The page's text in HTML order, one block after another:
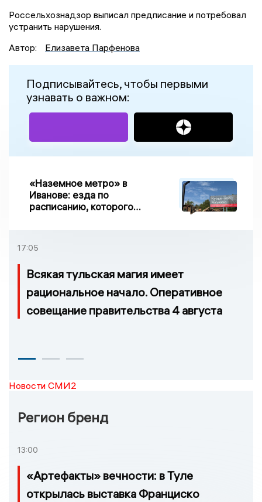
Россельхознадзор выписал предписание и потребовал
устранить нарушения.
Автор:
Елизавета Парфенова
Подписывайтесь, чтобы первыми
узнавать о важном:
«Наземное метро» в
Иванове: езда по
расписанию, которого
17:05
Всякая тульская магия имеет
рациональное начало. Оперативное
совещание правительства 4 августа
Новости СМИ2
Регион бренд
13:00
«Артефакты» вечности: в Туле
открылась выставка Франциско